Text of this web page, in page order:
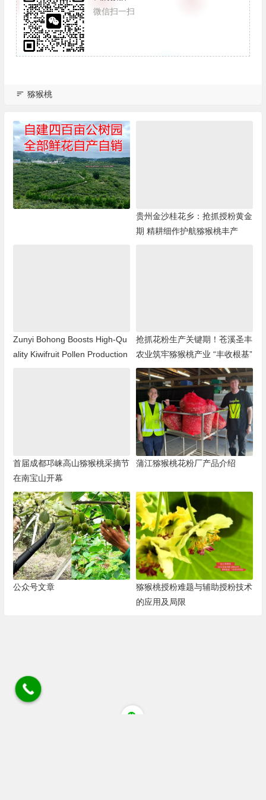
微信扫一扫
猕猴桃
贵州金沙桂花乡：抢抓授粉黄金
期 精耕细作护航猕猴桃丰产
Zunyi Bohong Boosts High-Qu
ality Kiwifruit Pollen Production
抢抓花粉生产关键期！苍溪圣丰
农业筑牢猕猴桃产业 “丰收根基”
首届成都邛崃高山猕猴桃采摘节
在南宝山开幕
蒲江猕猴桃花粉厂产品介绍
公众号文章
猕猴桃授粉难题与辅助授粉技术
的应用及局限